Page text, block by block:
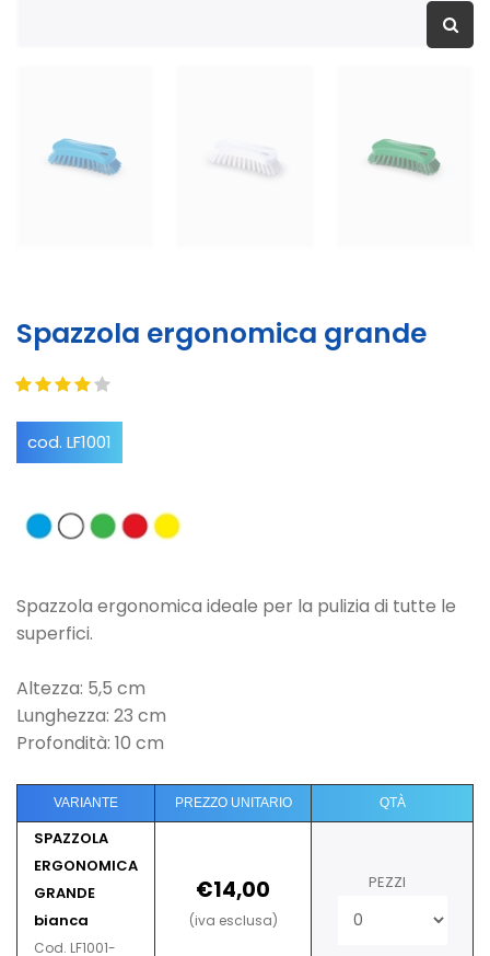
Spazzola ergonomica grande
cod. LF1001
Spazzola ergonomica ideale per la pulizia di tutte le
superfici.
Altezza: 5,5 cm
Lunghezza: 23 cm
Profondità: 10 cm
VARIANTE PREZZO UNITARIO QTÀ
SPAZZOLA
ERGONOMICA
GRANDE
bianca
Cod. LF1001-
€14,00
(iva esclusa)
PEZZI